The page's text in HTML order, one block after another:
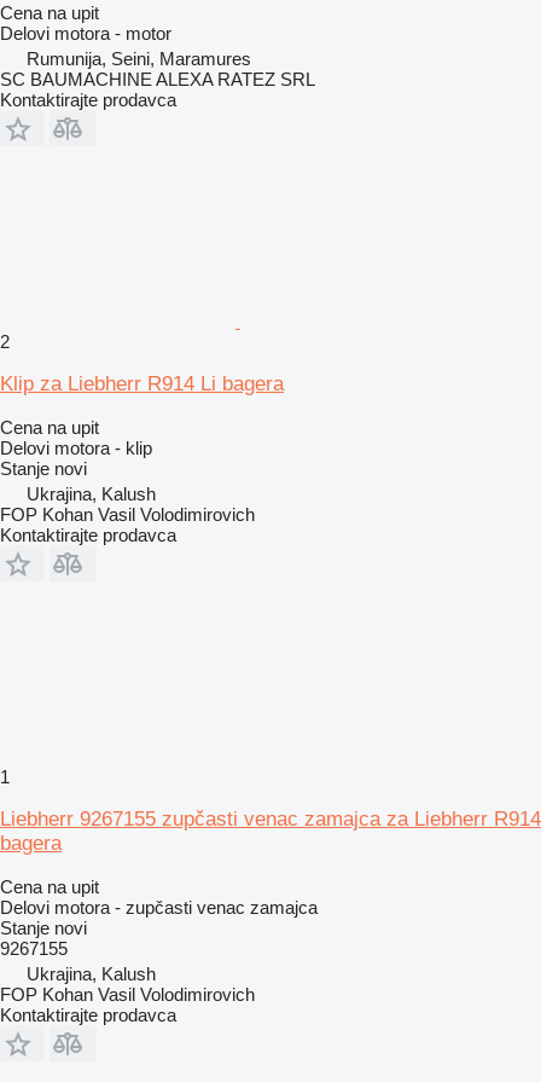
Cena na upit
Delovi motora - motor
Rumunija, Seini, Maramures
SC BAUMACHINE ALEXA RATEZ SRL
Kontaktirajte prodavca
2
Klip za Liebherr R914 Li bagera
Cena na upit
Delovi motora - klip
Stanje novi
Ukrajina, Kalush
FOP Kohan Vasil Volodimirovich
Kontaktirajte prodavca
1
Liebherr 9267155 zupčasti venac zamajca za Liebherr R914
bagera
Cena na upit
Delovi motora - zupčasti venac zamajca
Stanje novi
9267155
Ukrajina, Kalush
FOP Kohan Vasil Volodimirovich
Kontaktirajte prodavca